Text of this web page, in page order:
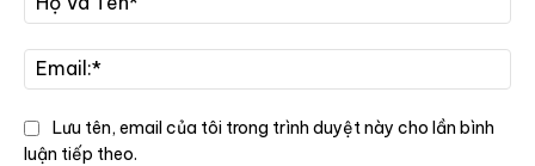
Và
Lưu tên, email của tôi trong trình duyệt này cho lần bình
luận tiếp theo.